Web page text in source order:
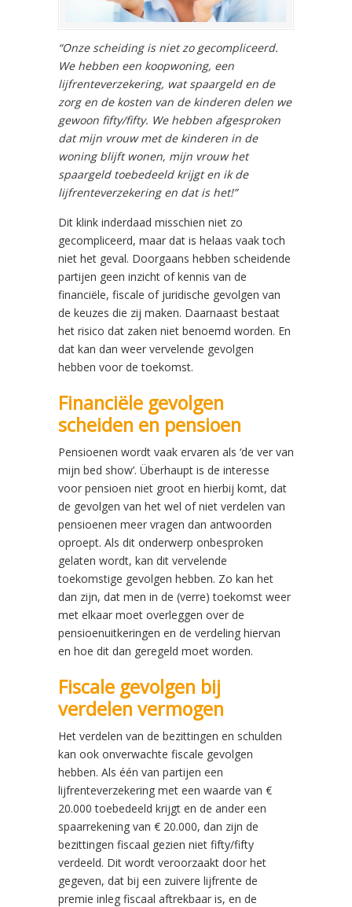
“Onze scheiding is niet zo gecompliceerd.
We hebben een koopwoning, een
lijfrenteverzekering, wat spaargeld en de
zorg en de kosten van de kinderen delen we
gewoon fifty/fifty. We hebben afgesproken
dat mijn vrouw met de kinderen in de
woning blijft wonen, mijn vrouw het
spaargeld toebedeeld krijgt en ik de
lijfrenteverzekering en dat is het!”
Dit klink inderdaad misschien niet zo
gecompliceerd, maar dat is helaas vaak toch
niet het geval. Doorgaans hebben scheidende
partijen geen inzicht of kennis van de
financiële, fiscale of juridische gevolgen van
de keuzes die zij maken. Daarnaast bestaat
het risico dat zaken niet benoemd worden. En
dat kan dan weer vervelende gevolgen
hebben voor de toekomst.
Financiële gevolgen
scheiden en pensioen
Pensioenen wordt vaak ervaren als ‘de ver van
mijn bed show’. Überhaupt is de interesse
voor pensioen niet groot en hierbij komt, dat
de gevolgen van het wel of niet verdelen van
pensioenen meer vragen dan antwoorden
oproept. Als dit onderwerp onbesproken
gelaten wordt, kan dit vervelende
toekomstige gevolgen hebben. Zo kan het
dan zijn, dat men in de (verre) toekomst weer
met elkaar moet overleggen over de
pensioenuitkeringen en de verdeling hiervan
en hoe dit dan geregeld moet worden.
Fiscale gevolgen bij
verdelen vermogen
Het verdelen van de bezittingen en schulden
kan ook onverwachte fiscale gevolgen
hebben. Als één van partijen een
lijfrenteverzekering met een waarde van €
20.000 toebedeeld krijgt en de ander een
spaarrekening van € 20.000, dan zijn de
bezittingen fiscaal gezien niet fifty/fifty
verdeeld. Dit wordt veroorzaakt door het
gegeven, dat bij een zuivere lijfrente de
premie inleg fiscaal aftrekbaar is, en de